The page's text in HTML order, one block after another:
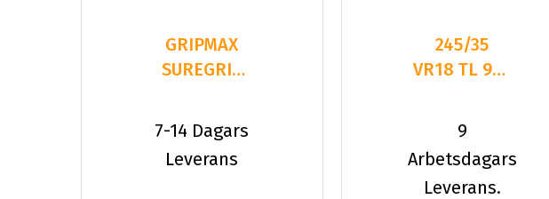
GRIPMAX
SUREGRIP
WINTER
245/35R18
9
7-14 Dagars
Leverans
245/35
VR18 TL 92V
9
Arbetsdagars
Leverans.